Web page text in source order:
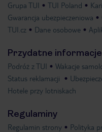
Grupa TUI TUI Poland
Gwarancja ubezpieczeniowa
TUI.cz
Dane osobowe
Przydatne informacje
Podróż z TUI Wakacje
Status reklamacji
Hotele przy lotniskach
Regulaminy
Regulamin strony Polityka